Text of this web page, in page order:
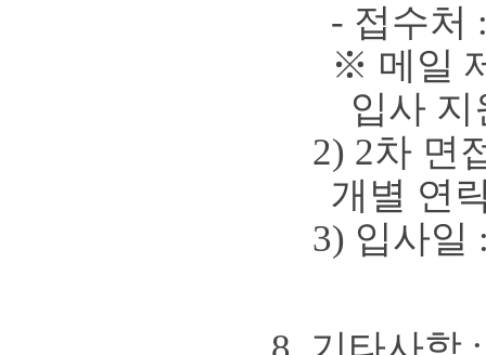
- 접수처
※ 메일
입사
2) 2차 면
개별 연
3) 입사일